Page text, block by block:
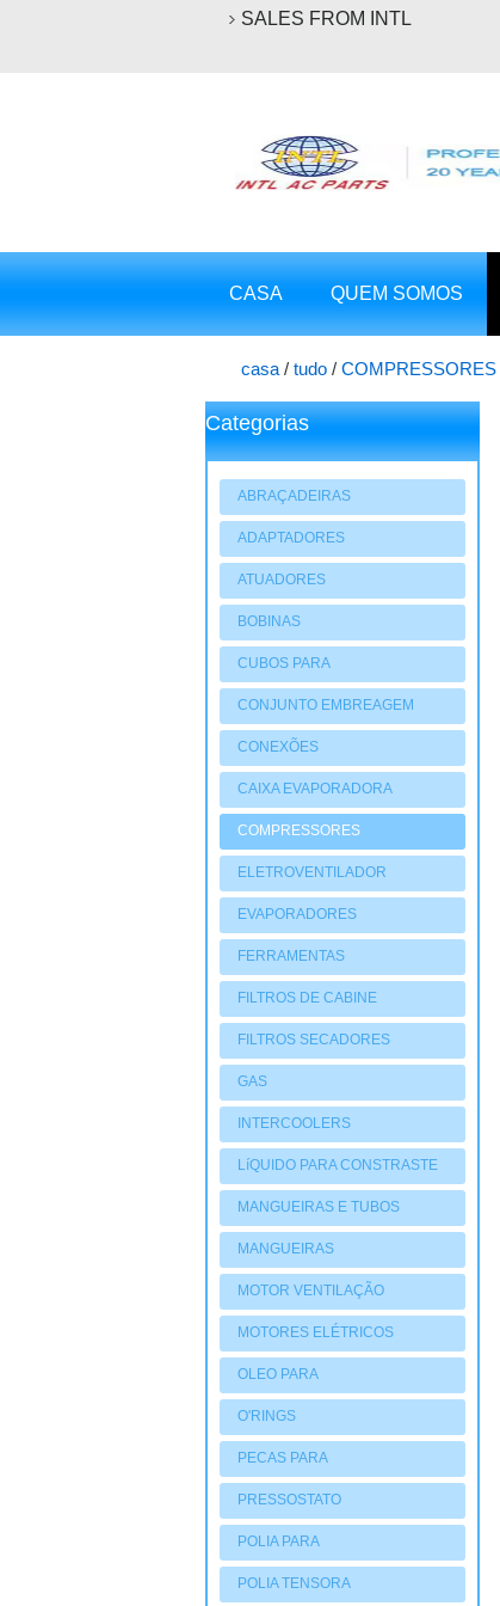
SALES FROM INTL
CASA QUEM SOMOS
casa / tudo / COMPRESSORES
Categorias
ABRAÇADEIRAS
ADAPTADORES
ATUADORES
PNEUMATIOCOS
BOBINAS
CUBOS PARA
COMPRESSORES
CONJUNTO EMBREAGEM
CONEXÕES
CAIXA EVAPORADORA
COMPRESSORES
ELETROVENTILADOR
EVAPORADORES
FERRAMENTAS
FILTROS DE CABINE
FILTROS SECADORES
GAS
INTERCOOLERS
LíQUIDO PARA CONSTRASTE
MANGUEIRAS E TUBOS
MANGUEIRAS
MOTOR VENTILAÇÃO
MOTORES ELÉTRICOS
OLEO PARA
COMPRESSORES
O'RINGS
PECAS PARA
COMPRESSORES
PRESSOSTATO
POLIA PARA
COMPRESSORES
POLIA TENSORA